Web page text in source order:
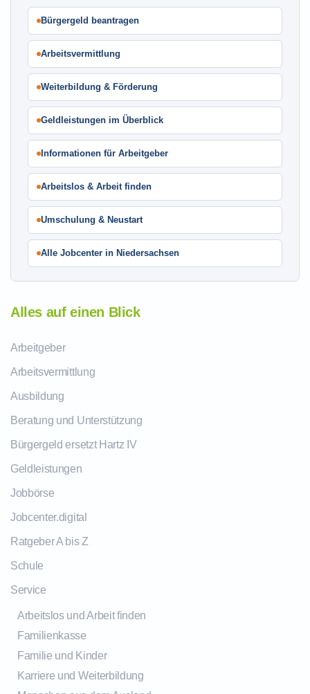
Bürgergeld beantragen
Arbeitsvermittlung
Weiterbildung & Förderung
Geldleistungen im Überblick
Informationen für Arbeitgeber
Arbeitslos & Arbeit finden
Umschulung & Neustart
Alle Jobcenter in Niedersachsen
Alles auf einen Blick
Arbeitgeber
Arbeitsvermittlung
Ausbildung
Beratung und Unterstützung
Bürgergeld ersetzt Hartz IV
Geldleistungen
Jobbörse
Jobcenter.digital
Ratgeber A bis Z
Schule
Service
Arbeitslos und Arbeit finden
Familienkasse
Familie und Kinder
Karriere und Weiterbildung